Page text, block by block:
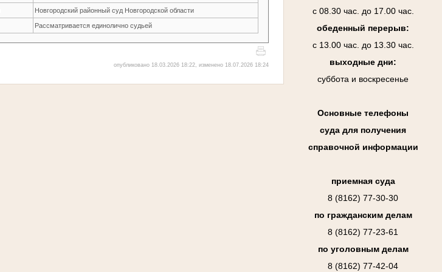
с 08.30 час. до 17.00 час.
обеденный перерыв:
с 13.00 час. до 13.30 час.
выходные дни:
суббота и воскресенье
Основные телефоны
суда для получения
справочной информации
приемная суда
8 (8162) 77-30-30
по гражданским делам
8 (8162) 77-23-61
по уголовным делам
8 (8162) 77-42-04
Новгородский районный суд Новгородской области
Рассматривается единолично судьей
опубликовано 18.03.2026 18:22, изменено 18.07.2026 18:24